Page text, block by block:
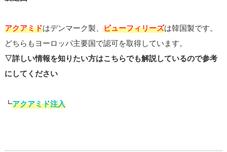
アクアミドはデンマーク製、 ピューフィリーズは韓国製です。
どちらもヨーロッパ主要国で認可を取得しています。
▽詳しい情報を知りたい方はこちらでも解説しているので参考
にしてください
┗アクアミド注入